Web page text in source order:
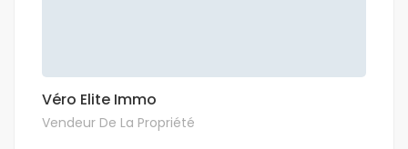
Véro Elite Immo
Vendeur De La Propriété